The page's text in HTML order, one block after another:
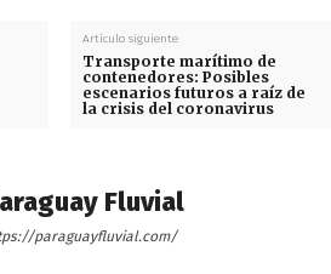
Artículo siguiente
Transporte marítimo de
contenedores: Posibles
escenarios futuros a raíz de
la crisis del coronavirus
Fluvial
paraguayfluvial.com/